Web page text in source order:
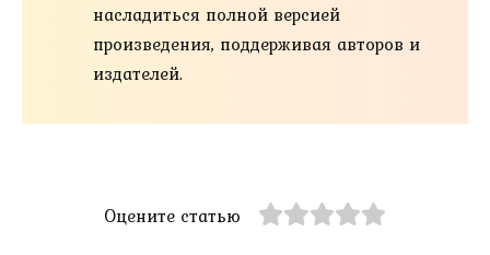
насладиться полной версией
произведения, поддерживая авторов и
издателей.
Оцените статью